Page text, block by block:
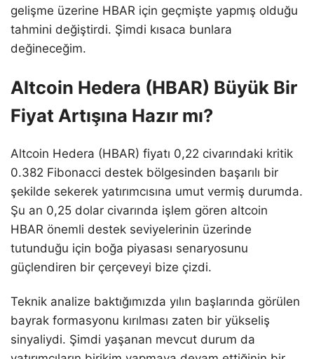
gelişme üzerine HBAR için geçmişte yapmış olduğu
tahmini değiştirdi. Şimdi kısaca bunlara
değineceğim.
Altcoin Hedera (HBAR) Büyük Bir
Fiyat Artışına Hazır mı?
Altcoin Hedera (HBAR) fiyatı 0,22 civarındaki kritik
0.382 Fibonacci destek bölgesinden başarılı bir
şekilde sekerek yatırımcısına umut vermiş durumda.
Şu an 0,25 dolar civarında işlem gören altcoin
HBAR önemli destek seviyelerinin üzerinde
tutunduğu için boğa piyasası senaryosunu
güçlendiren bir çerçeveyi bize çizdi.
Teknik analize baktığımızda yılın başlarında görülen
bayrak formasyonu kırılması zaten bir yükseliş
sinyaliydi. Şimdi yaşanan mevcut durum da